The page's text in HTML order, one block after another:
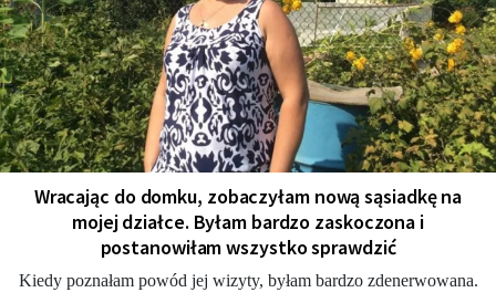
Wracając do domku, zobaczyłam nową sąsiadkę na
mojej działce. Byłam bardzo zaskoczona i
postanowiłam wszystko sprawdzić
Kiedy poznałam powód jej wizyty, byłam bardzo zdenerwowana.